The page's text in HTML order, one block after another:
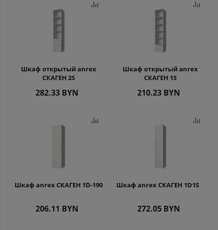
Шкаф открытый anrex
СКАГЕН 2S
282.33 BYN
Шкаф открытый anrex
СКАГЕН 1S
210.23 BYN
Шкаф anrex СКАГЕН 1D-190
206.11 BYN
Шкаф anrex СКАГЕН 1D1S
272.05 BYN